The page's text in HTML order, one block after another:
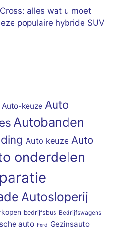
alles wat u moet
populaire hybride SUV
Auto-keuze Auto
Autobanden
Auto keuze Auto
onderdelen
Autosloperij
bedrijfsbus Bedrijfswagens
auto Ford Gezinsauto